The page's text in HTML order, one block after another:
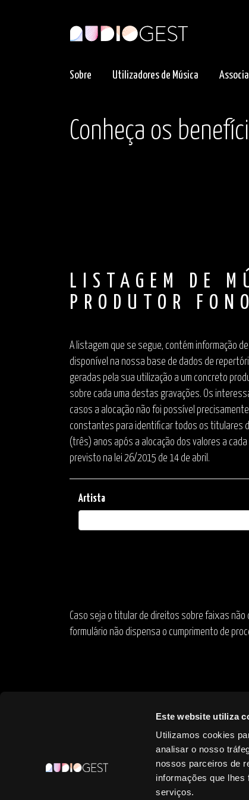
Este website utiliza
Utilizamos cookies
analisar o nosso
nossos parceiros de
informações que lhes
serviços.
Sobre Utilizadores de Música
Conheça os
LISTAGEM DE
PRODUTOR
A listagem que se segue, contém informação
disponível na nossa base de dados de
geradas pela sua utilização a um concreto
sobre cada uma destas gravações. Os
casos a alocação não foi possível
constantes para identificar todos os titulares
(três) anos após a alocação dos valores a
previsto na lei 26/2015 de 14 de abril.
Artista
Caso seja o titular de direitos sobre faixas não
formulário não dispensa o cumprimento de
VERSÃO